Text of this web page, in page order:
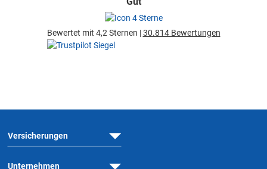
Bewertet mit 4,2 Sternen |30.814 Bewertungen
Versicherungen
Unternehmen